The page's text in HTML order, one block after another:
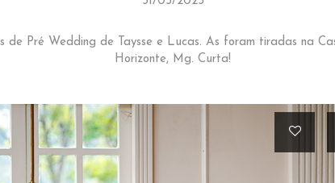
Pré Wedding de Taysse e Lucas. As foram tiradas na
Horizonte, Mg. Curta!